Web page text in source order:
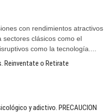
con rendimientos atractivos
sectores clásicos como el
como la tecnología....
Reinventate o Retirate
y adictivo. PRECAUCION